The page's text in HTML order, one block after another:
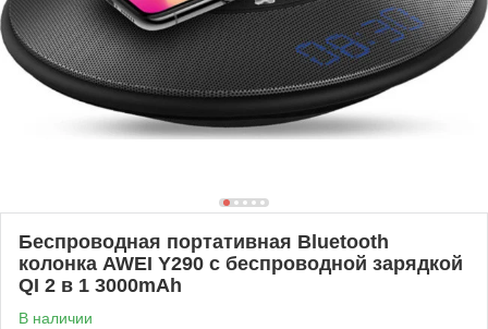
Беспроводная портативная Bluetooth
колонка AWEI Y290 с беспроводной зарядкой
QI 2 в 1 3000mAh
В наличии